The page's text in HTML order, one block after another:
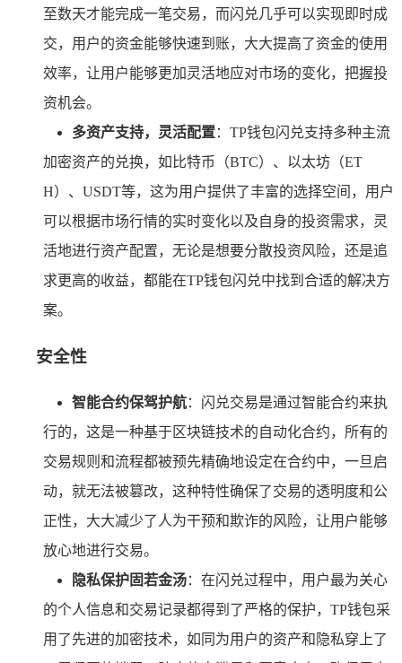
至数天才能完成一笔交易，而闪兑几乎可以实现即时成
交，用户的资金能够快速到账，大大提高了资金的使用
效率，让用户能够更加灵活地应对市场的变化，把握投
资机会。
多资产支持，灵活配置：TP钱包闪兑支持多种主流
加密资产的兑换，如比特币（BTC）、以太坊（ET
H）、USDT等，这为用户提供了丰富的选择空间，用户
可以根据市场行情的实时变化以及自身的投资需求，灵
活地进行资产配置，无论是想要分散投资风险，还是追
求更高的收益，都能在TP钱包闪兑中找到合适的解决方
案。
安全性
智能合约保驾护航：闪兑交易是通过智能合约来执
行的，这是一种基于区块链技术的自动化合约，所有的
交易规则和流程都被预先精确地设定在合约中，一旦启
动，就无法被篡改，这种特性确保了交易的透明度和公
正性，大大减少了人为干预和欺诈的风险，让用户能够
放心地进行交易。
隐私保护固若金汤：在闪兑过程中，用户最为关心
的个人信息和交易记录都得到了严格的保护，TP钱包采
用了先进的加密技术，如同为用户的资产和隐私穿上了